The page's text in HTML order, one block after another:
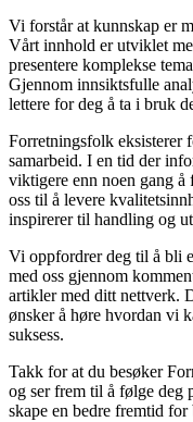
Vi forstår at kunnskap er
Vårt innhold er utviklet
presentere komplekse
Gjennom innsiktsfulle
lettere for deg å ta i bruk
Forretningsfolk eksisterer
samarbeid. I en tid der
viktigere enn noen gang
oss til å levere
inspirerer til handling og
Vi oppfordrer deg til å bli
med oss gjennom
artikler med ditt nettverk.
ønsker å høre hvordan vi
suksess.
Takk for at du besøker
og ser frem til å følge deg
skape en bedre fremtid